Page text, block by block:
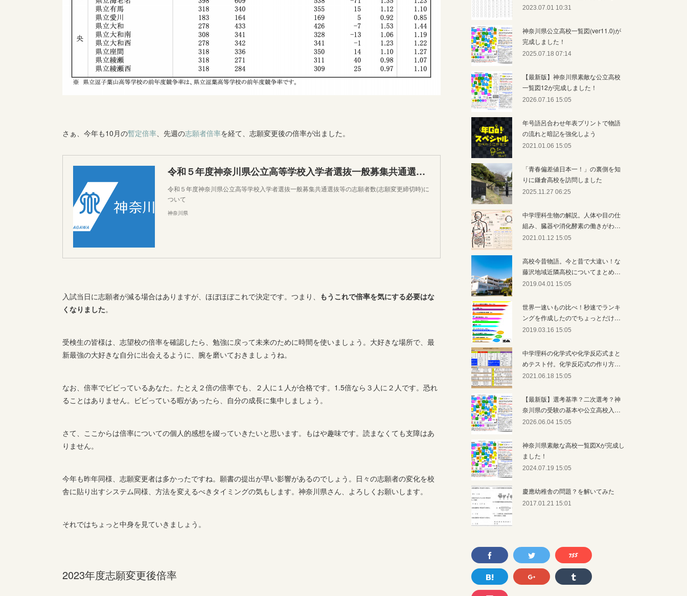
さぁ、今年も10月の暫定倍率、先週の志願者倍率を経て、志願変更後の倍率が出ました。
令和５年度神奈川県公立高等学校入学者選抜一般募集共通選抜等の志願者数(志願変更締切時)について
令和５年度神奈川県公立高等学校入学者選抜一般募集共通選抜等の志願者数(志願変更締切時)に
ついて
神奈川県
入試当日に志願者が減る場合はありますが、ほぼほぼこれで決定です。つまり、 もうこれで倍率を気にする必要はな
くなりました。
受検生の皆様は、志望校の倍率を確認したら、勉強に戻って未来のために時間を使いましょう。大好きな場所で、最
新最強の大好きな自分に出会えるように、腕を磨いておきましょうね。
なお、倍率でビビっているあなた。たとえ２倍の倍率でも、２人に１人が合格です。1.5倍なら３人に２人です。恐れ
ることはありません。ビビっている暇があったら、自分の成長に集中しましょう。
さて、ここからは倍率についての個人的感想を綴っていきたいと思います。もはや趣味です。読まなくても支障はあ
りません。
今年も昨年同様、志願変更者は多かったですね。願書の提出が早い影響があるのでしょう。日々の志願者の変化を校
舎に貼り出すシステム同様、方法を変えるべきタイミングの気もします。神奈川県さん、よろしくお願いします。
それではちょっと中身を見ていきましょう。
2023年度志願変更後倍率
2023.07.01 10:31
神奈川県公立高校一覧図(ver11.0)が
完成しました！
2025.07.18 07:14
【最新版】神奈川県素敵な公立高校
一覧図12が完成しました！
2026.07.16 15:05
年号語呂合わせ年表プリントで物語
の流れと暗記を強化しよう
2021.01.06 15:05
「青春偏差値日本一！」の裏側を知
りに鎌倉高校を訪問しました
2025.11.27 06:25
中学理科生物の解説。人体や目の仕
組み、臓器や消化酵素の働きがわ…
2021.01.12 15:05
高校今昔物語。今と昔で大違い！な
藤沢地域近隣高校についてまとめ…
2019.04.01 15:05
世界一速いもの比べ！秒速でランキ
ングを作成したのでちょっとだけ…
2019.03.16 15:05
中学理科の化学式や化学反応式まと
めテスト付。化学反応式の作り方…
2021.06.18 15:05
【最新版】選考基準？二次選考？神
奈川県の受験の基本や公立高校入…
2026.06.04 15:05
神奈川県素敵な高校一覧図Xが完成し
ました！
2024.07.19 15:05
慶應幼稚舎の問題？を解いてみた
2017.01.21 15:01